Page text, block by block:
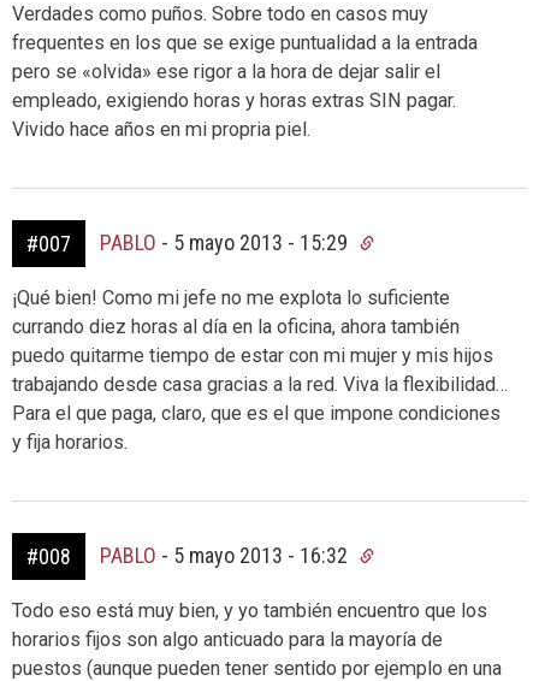
Verdades como puños. Sobre todo en casos muy
frequentes en los que se exige puntualidad a la entrada
pero se «olvida» ese rigor a la hora de dejar salir el
empleado, exigiendo horas y horas extras SIN pagar.
Vivido hace años en mi propria piel.
#007 PABLO - 5 mayo 2013 - 15:29
¡Qué bien! Como mi jefe no me explota lo suficiente
currando diez horas al día en la oficina, ahora también
puedo quitarme tiempo de estar con mi mujer y mis hijos
trabajando desde casa gracias a la red. Viva la flexibilidad…
Para el que paga, claro, que es el que impone condiciones
y fija horarios.
#008 PABLO - 5 mayo 2013 - 16:32
Todo eso está muy bien, y yo también encuentro que los
horarios fijos son algo anticuado para la mayoría de
puestos (aunque pueden tener sentido por ejemplo en una